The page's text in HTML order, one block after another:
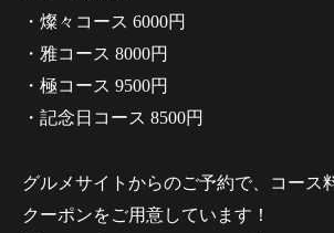
・燦々コース 6000円
・雅コース 8000円
・極コース 9500円
・記念日コース 8500円
グルメサイトからのご予約で、コース
クーポンをご用意しています！